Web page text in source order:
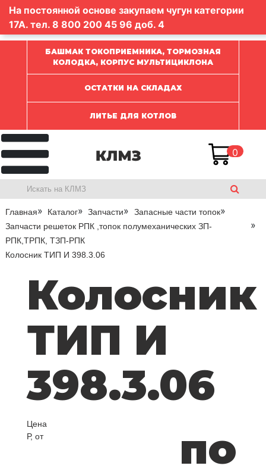
На постоянной основе закупаем чугун категории
17А. тел. 8 800 200 45 96 доб. 4
БАШМАК ТОКОПРИЕМНИКА, ТОРМОЗНАЯ
КОЛОДКА, КОРПУС МУЛЬТИЦИКЛОНА
ОСТАТКИ НА СКЛАДАХ
ЛИТЬЕ ДЛЯ КОТЛОВ
0
Главная Каталог Запчасти
Запасные части топок
Запчасти решеток РПК ,топок полумеханических ЗП-
РПК,ТРПК, ТЗП-РПК
Колосник ТИП И 398.3.06
Колосник
ТИП И
398.3.06
Цена
Р, от
по